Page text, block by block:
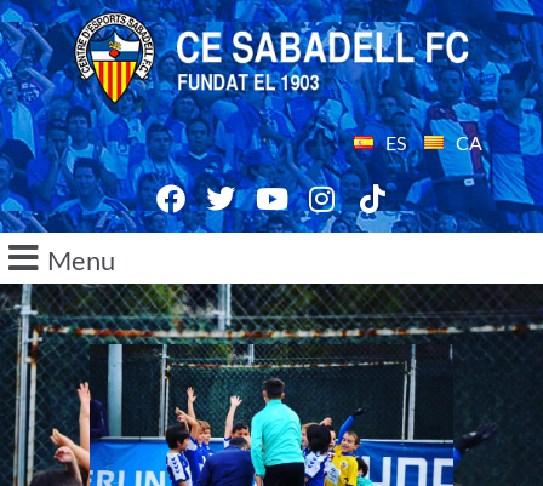
ES CA
Menu